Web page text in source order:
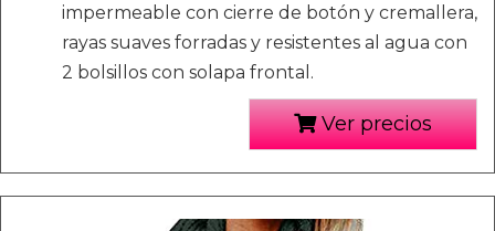
impermeable con cierre de botón y cremallera,
rayas suaves forradas y resistentes al agua con
2 bolsillos con solapa frontal.
Ver precios